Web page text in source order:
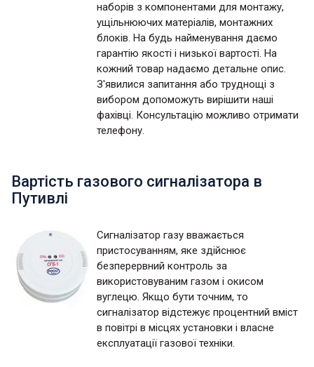
наборів з компонентами для монтажу,
ущільнюючих матеріалів, монтажних
блоків. На будь найменування даємо
гарантію якості і низької вартості. На
кожний товар надаємо детальне опис.
З'явилися запитання або труднощі з
вибором допоможуть вирішити наші
фахівці. Консультацію можливо отримати
телефону.
Вартість газового сигналізатора в
Путивлі
Сигналізатор газу вважається
пристосуванням, яке здійснює
безперервний контроль за
використовуваним газом і окисом
вуглецю. Якщо бути точним, то
сигналізатор відстежує процентний вміст
в повітрі в місцях установки і власне
експлуатації газової техніки.